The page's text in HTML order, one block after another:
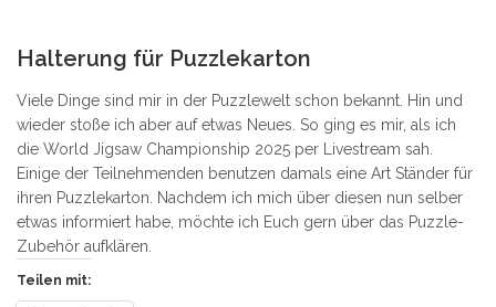
Halterung für Puzzlekarton
Viele Dinge sind mir in der Puzzlewelt schon bekannt. Hin und
wieder stoße ich aber auf etwas Neues. So ging es mir, als ich
die World Jigsaw Championship 2025 per Livestream sah.
Einige der Teilnehmenden benutzen damals eine Art Ständer für
ihren Puzzlekarton. Nachdem ich mich über diesen nun selber
etwas informiert habe, möchte ich Euch gern über das Puzzle-
Zubehör aufklären.
Teilen mit: